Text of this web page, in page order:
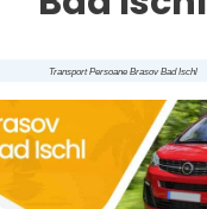
Transport Persoane Brasov Bad Ischl